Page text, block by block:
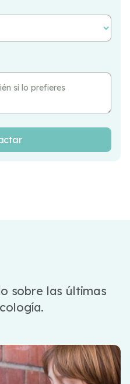
sobre las últimas